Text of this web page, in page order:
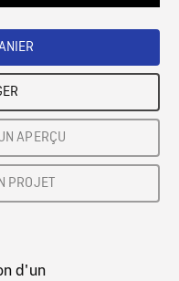
APERÇU
PROJET
d'un